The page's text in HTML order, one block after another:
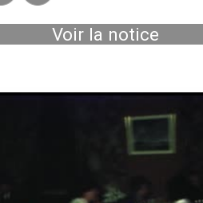
Voir la notice